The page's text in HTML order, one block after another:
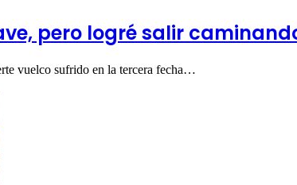
pero logré salir
vuelco sufrido en la tercera fecha…